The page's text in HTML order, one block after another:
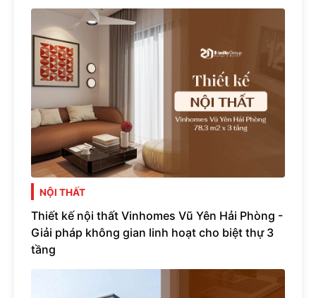
NỘI THẤT
Thiết kế nội thất Vinhomes Vũ Yên Hải Phòng -
Giải pháp không gian linh hoạt cho biệt thự 3
tầng